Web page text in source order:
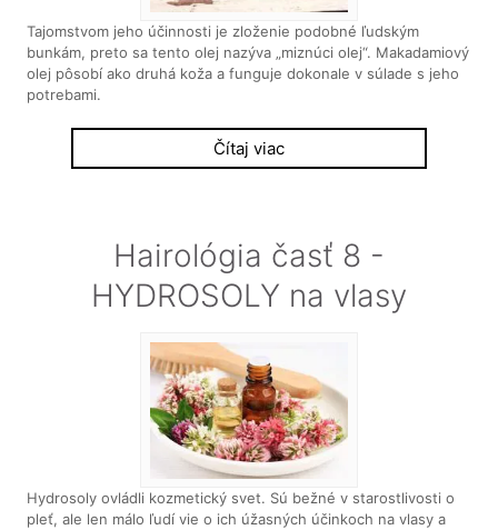
Tajomstvom jeho účinnosti je zloženie podobné ľudským
bunkám, preto sa tento olej nazýva „miznúci olej“. Makadamiový
olej pôsobí ako druhá koža a funguje dokonale v súlade s jeho
potrebami.
Čítaj viac
Hairológia časť 8 -
HYDROSOLY na vlasy
Hydrosoly ovládli kozmetický svet. Sú bežné v starostlivosti o
pleť, ale len málo ľudí vie o ich úžasných účinkoch na vlasy a